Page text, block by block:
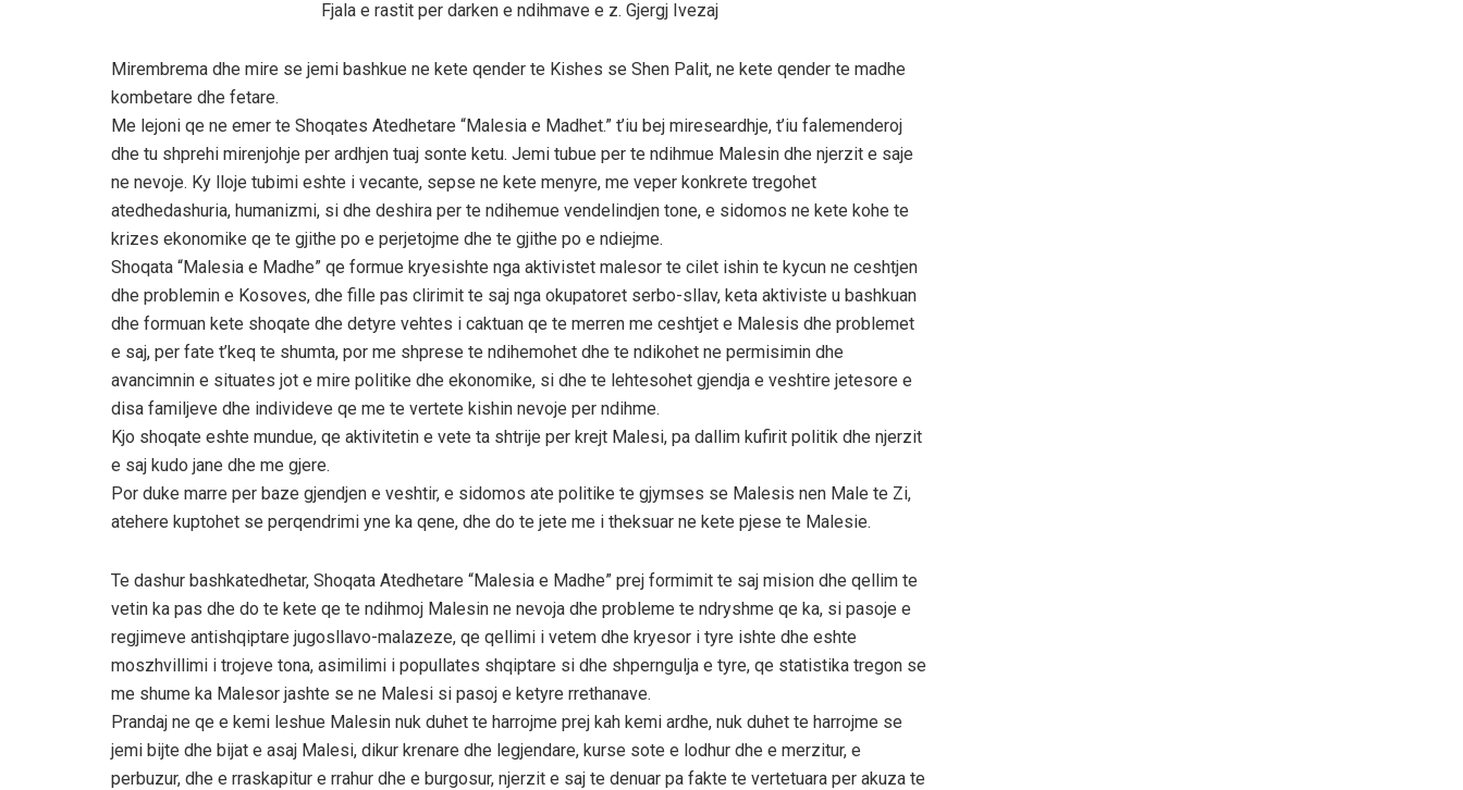
Fjala e rastit per darken e ndihmave e z. Gjergj Ivezaj
Mirembrema dhe mire se jemi bashkue ne kete qender te Kishes se Shen Palit, ne kete qender te madhe
kombetare dhe fetare.
Me lejoni qe ne emer te Shoqates Atedhetare “Malesia e Madhet.” t’iu bej mireseardhje, t’iu falemenderoj
dhe tu shprehi mirenjohje per ardhjen tuaj sonte ketu. Jemi tubue per te ndihmue Malesin dhe njerzit e saje
ne nevoje. Ky lloje tubimi eshte i vecante, sepse ne kete menyre, me veper konkrete tregohet
atedhedashuria, humanizmi, si dhe deshira per te ndihemue vendelindjen tone, e sidomos ne kete kohe te
krizes ekonomike qe te gjithe po e perjetojme dhe te gjithe po e ndiejme.
Shoqata “Malesia e Madhe” qe formue kryesishte nga aktivistet malesor te cilet ishin te kycun ne ceshtjen
dhe problemin e Kosoves, dhe fille pas clirimit te saj nga okupatoret serbo-sllav, keta aktiviste u bashkuan
dhe formuan kete shoqate dhe detyre vehtes i caktuan qe te merren me ceshtjet e Malesis dhe problemet
e saj, per fate t’keq te shumta, por me shprese te ndihemohet dhe te ndikohet ne permisimin dhe
avancimnin e situates jot e mire politike dhe ekonomike, si dhe te lehtesohet gjendja e veshtire jetesore e
disa familjeve dhe individeve qe me te vertete kishin nevoje per ndihme.
Kjo shoqate eshte mundue, qe aktivitetin e vete ta shtrije per krejt Malesi, pa dallim kufirit politik dhe njerzit
e saj kudo jane dhe me gjere.
Por duke marre per baze gjendjen e veshtir, e sidomos ate politike te gjymses se Malesis nen Male te Zi,
atehere kuptohet se perqendrimi yne ka qene, dhe do te jete me i theksuar ne kete pjese te Malesie.
Te dashur bashkatedhetar, Shoqata Atedhetare “Malesia e Madhe” prej formimit te saj mision dhe qellim te
vetin ka pas dhe do te kete qe te ndihmoj Malesin ne nevoja dhe probleme te ndryshme qe ka, si pasoje e
regjimeve antishqiptare jugosllavo-malazeze, qe qellimi i vetem dhe kryesor i tyre ishte dhe eshte
moszhvillimi i trojeve tona, asimilimi i popullates shqiptare si dhe shperngulja e tyre, qe statistika tregon se
me shume ka Malesor jashte se ne Malesi si pasoj e ketyre rrethanave.
Prandaj ne qe e kemi leshue Malesin nuk duhet te harrojme prej kah kemi ardhe, nuk duhet te harrojme se
jemi bijte dhe bijat e asaj Malesi, dikur krenare dhe legjendare, kurse sote e lodhur dhe e merzitur, e
perbuzur, dhe e rraskapitur e rrahur dhe e burgosur, njerzit e saj te denuar pa fakte te vertetuara per akuza te